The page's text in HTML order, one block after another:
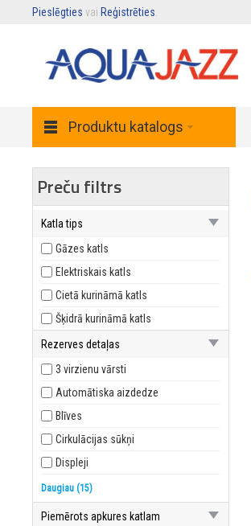
Pieslēgties vai Reģistrēties
Produktu katalogs
Preču filtrs
Katla tips
Gāzes katls
Elektriskais katls
Cietā kurināmā katls
Šķidrā kurināmā katls
Rezerves detaļas
3 virzienu vārsti
Automātiska aizdedze
Blīves
Cirkulācijas sūkņi
Displeji
Drošības vārsti
Elektrodi
Daugiau (15)
Piemērots apkures katlam